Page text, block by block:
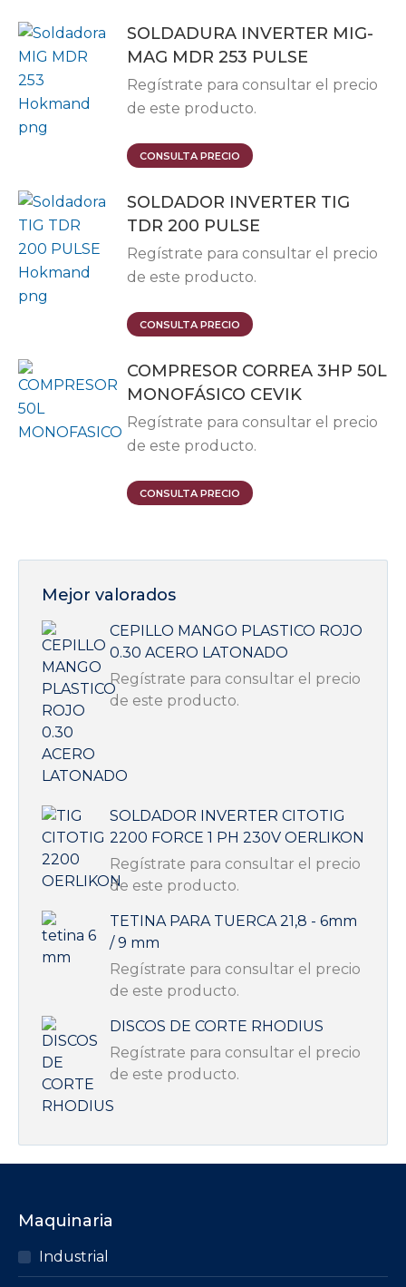
SOLDADURA INVERTER MIG-
MAG MDR 253 PULSE
Regístrate para consultar el precio
de este producto.
CONSULTA PRECIO
SOLDADOR INVERTER TIG
TDR 200 PULSE
Regístrate para consultar el precio
de este producto.
CONSULTA PRECIO
COMPRESOR CORREA 3HP 50L
MONOFÁSICO CEVIK
Regístrate para consultar el precio
de este producto.
CONSULTA PRECIO
Mejor valorados
CEPILLO MANGO PLASTICO ROJO
0.30 ACERO LATONADO
Regístrate para consultar el precio
de este producto.
SOLDADOR INVERTER CITOTIG
2200 FORCE 1 PH 230V OERLIKON
Regístrate para consultar el precio
de este producto.
TETINA PARA TUERCA 21,8 - 6mm
/ 9 mm
Regístrate para consultar el precio
de este producto.
DISCOS DE CORTE RHODIUS
Regístrate para consultar el precio
de este producto.
Maquinaria
Industrial